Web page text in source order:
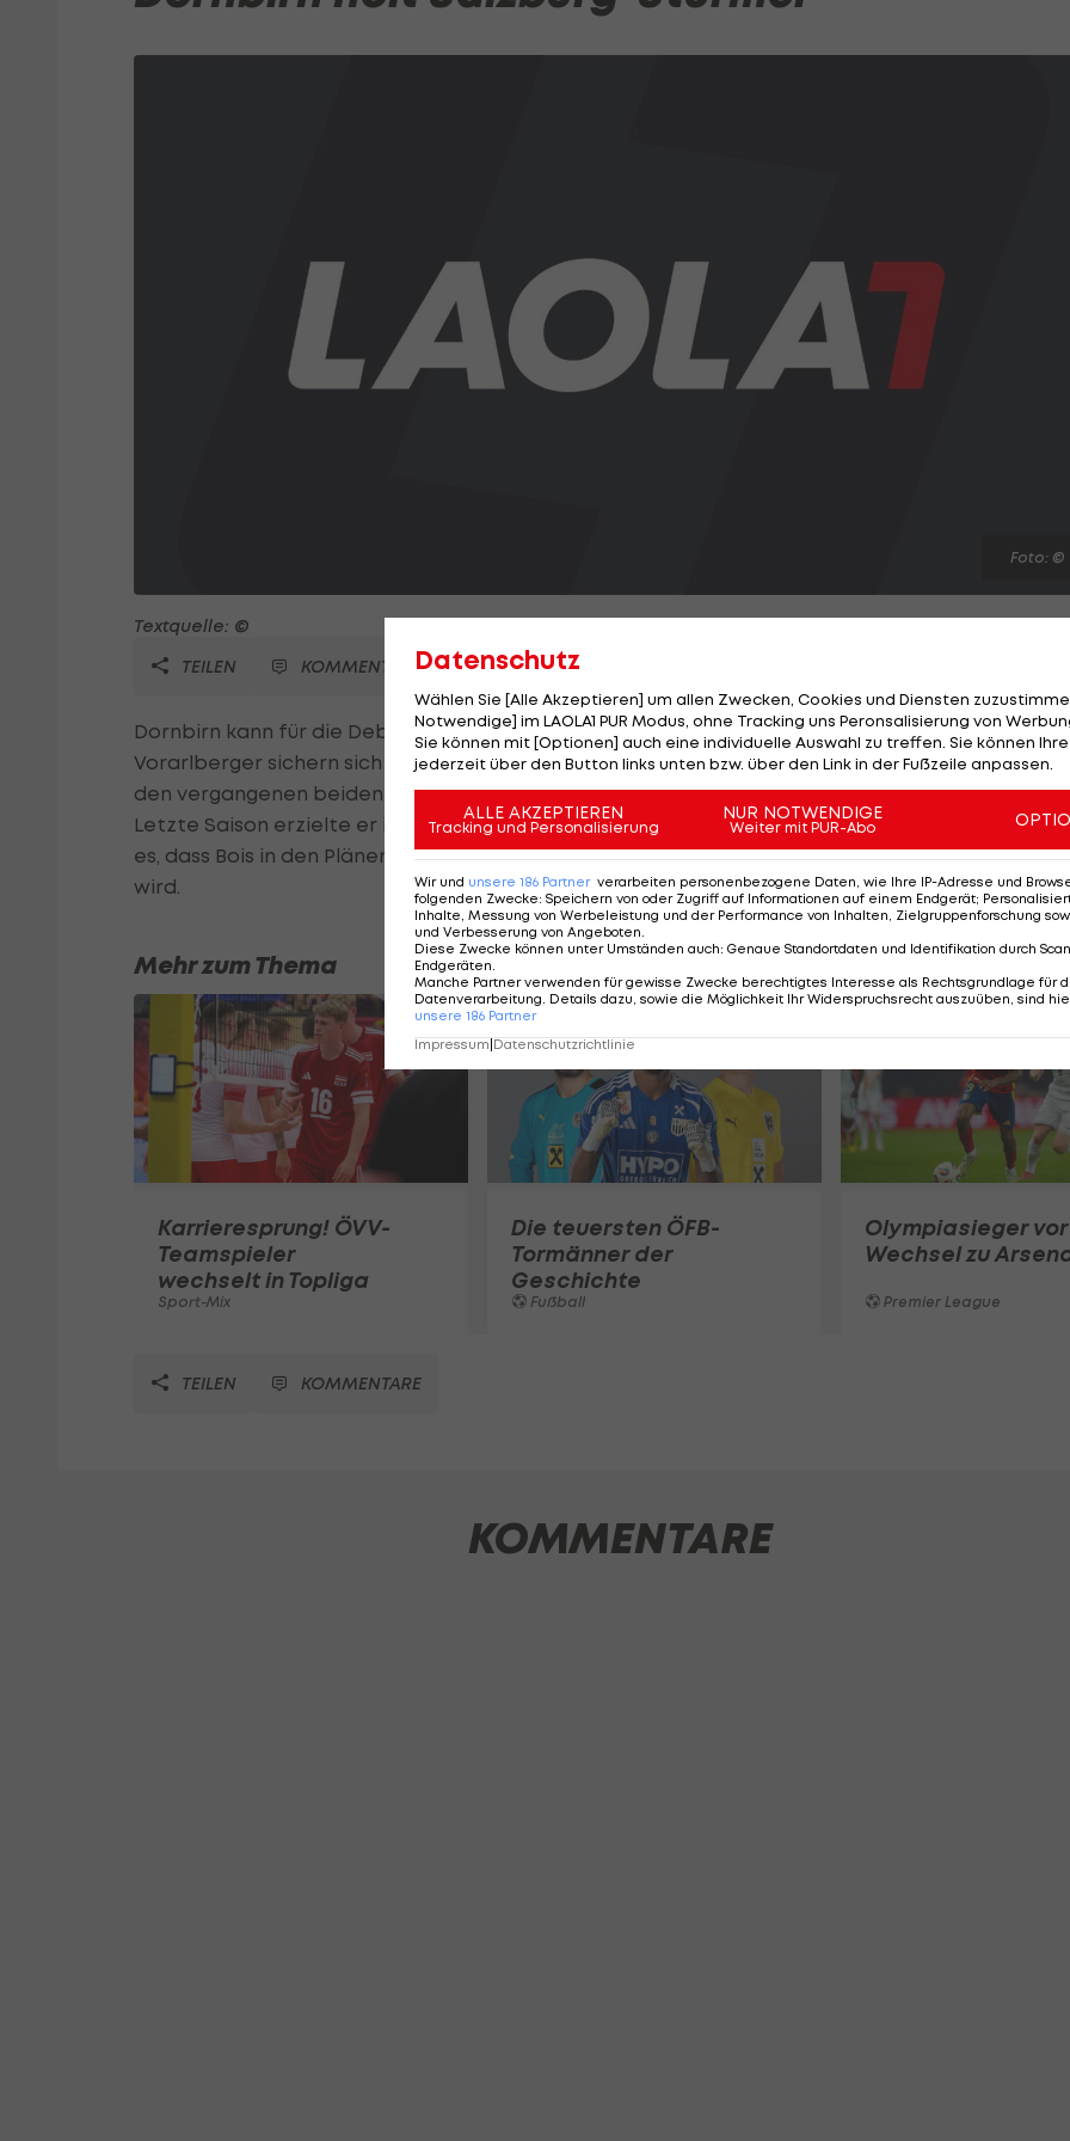
Foto: ©
Textquelle: ©
TEILEN
KOMMENTARE
Dornbirn kann für die Debüt-Saison in der EBEL mit einem namhaften Neuzugang aufwarten.
Vorarlberger sichern sich die Dienste von Angreifer Danny Bois. Der 29-jährige Kanadier spielte
den vergangenen beiden Jahren für Red Bull Salzburg und gehörte 2011 zur Meister-
Letzte Saison erzielte er in 43 Spielen elf Tore und 13 Assists. In einer Aussendung des Klubs
es, dass Bois in den Plänen von Head Coach Dave MacQueen "eine zentrale Rolle" einnehmen
wird.
Mehr zum Thema
Karrieresprung! ÖVV-
Teamspieler
wechselt in Topliga
Sport-Mix
Die teuersten ÖFB-
Tormänner der
Geschichte
Fußball
Olympiasieger vor
Wechsel zu
Premier League
TEILEN KOMMENTARE
KOMMENTARE
Datenschutz
Wählen Sie [Alle Akzeptieren] um allen Zwecken, Cookies und Diensten
Notwendige] im LAOLA1 PUR Modus, ohne Tracking uns Peronsalisierung von
Sie können mit [Optionen] auch eine individuelle Auswahl zu treffen. Sie können
jederzeit über den Button links unten bzw. über den Link in der Fußzeile anpassen.
ALLE AKZEPTIEREN
Tracking und Personalisierung
NUR NOTWENDIGE
Weiter mit PUR-Abo
Wir und unsere 186 Partner verarbeiten personenbezogene Daten, wie Ihre IP-Adresse und
folgenden Zwecke: Speichern von oder Zugriff auf Informationen auf einem Endgerät;
Inhalte, Messung von Werbeleistung und der Performance von Inhalten, Zielgruppenforschung
und Verbesserung von Angeboten
Diese Zwecke können unter Umständen auch: Genaue Standortdaten und Identifikation durch
Endgeräten
Manche Partner verwenden für gewisse Zwecke berechtigtes Interesse als Rechtsgrundlage für
Datenverarbeitung. Details dazu, sowie die Möglichkeit Ihr Widerspruchsrecht auszuüben, sind
unsere 186 Partner
Impressum|Datenschutzrichtlinie